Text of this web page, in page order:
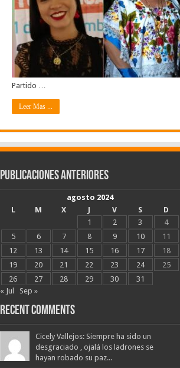
Partido …
Leer Mas ...
Publicaciones Anteriores
agosto 2024
L
M X J V S
D
1
2 3
4
5
6 7 8 9 10
11
12
13 14 15 16 17
18
19
20 21 22 23 24
25
26
27 28 29 30
31
« Jul
Sep »
Recent Comments
Cicely Vallejos: Siempre ha sido un
desgraciado , ojalá los ladrones se
hayan robado su paz...